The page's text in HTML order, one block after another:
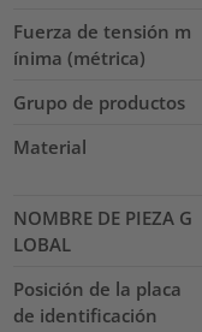
Fuerza de tensión m
ínima (métrica)
Grupo de productos
Material
NOMBRE DE PIEZA G
LOBAL
Posición de la placa
de identificación